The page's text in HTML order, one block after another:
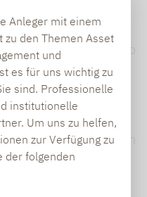
Anleger mit einem
den Themen Asset
und
es für uns wichtig zu
sind. Professionelle
institutionelle
Um uns zu helfen,
zur Verfügung zu
der folgenden
oder Bilder, so
werden, die
zu unterscheiden
werden,
Informationen
– zu